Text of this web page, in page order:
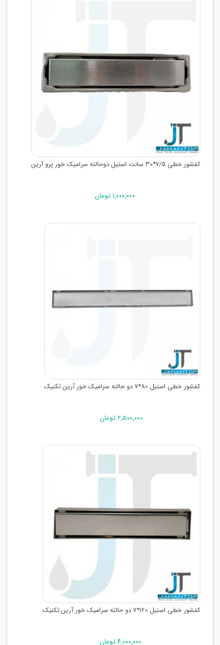
کفشور خطی 7/5*30 سانت استیل دوحالته سرامیک خور پرو آرین
۱,۰۰۰,۰۰۰ تومان
کفشور خطی استیل 80*7 دو حالته سرامیک خور آرین تکنیک
۲,۵۰۰,۰۰۰ تومان
کفشور خطی استیل 120*7 دو حالته سرامیک خور آرین تکنیک
۴,۰۰۰,۰۰۰ تومان